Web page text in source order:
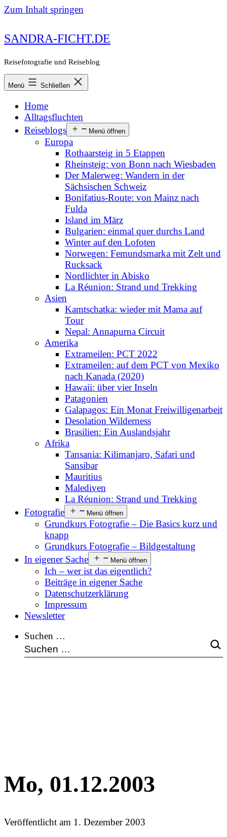
Zum Inhalt springen
SANDRA-FICHT.DE
Reisefotografie und Reiseblog
Menü Schließen
Home
Alltagsfluchten
Reiseblogs
Menü öffnen
Europa
Rothaarsteig in 5 Etappen
Rheinsteig: von Bonn nach Wiesbaden
Der Malerweg: Wandern in der
Sächsischen Schweiz
Bonifatius-Route: von Mainz nach
Fulda
Island im März
Bulgarien: einmal quer durchs Land
Winter auf den Lofoten
Norwegen: Femundsmarka mit Zelt und
Rucksack
Nordlichter in Abisko
La Réunion: Strand und Trekking
Asien
Kamtschatka: wieder mit Mama auf
Tour
Nepal: Annapurna Circuit
Amerika
Extrameilen: PCT 2022
Extrameilen: auf dem PCT von Mexiko
nach Kanada (2020)
Hawaii: über vier Inseln
Patagonien
Galapagos: Ein Monat Freiwilligenarbeit
Desolation Wilderness
Brasilien: Ein Auslandsjahr
Afrika
Tansania: Kilimanjaro, Safari und
Sansibar
Mauritius
Malediven
La Réunion: Strand und Trekking
Fotografie
Menü öffnen
Grundkurs Fotografie – Die Basics kurz und
knapp
Grundkurs Fotografie – Bildgestaltung
In eigener Sache
Menü öffnen
Ich – wer ist das eigentlich?
Beiträge in eigener Sache
Datenschutzerklärung
Impressum
Newsletter
Suchen …
Mo, 01.12.2003
Veröffentlicht am 1. Dezember 2003